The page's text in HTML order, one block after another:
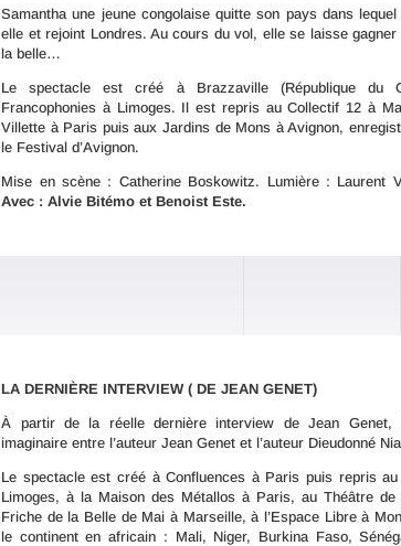
Samantha une jeune congolaise quitte son pays dans
elle et rejoint Londres. Au cours du vol, elle se laisse
la belle…
Le spectacle est créé à Brazzaville (République du
Francophonies à Limoges. Il est repris au Collectif 12 à
Villette à Paris puis aux Jardins de Mons à Avignon,
le Festival d’Avignon.
Mise en scène : Catherine Boskowitz. Lumière : Laurent
Avec : Alvie Bitémo et Benoist Este.
LA DERNIÈRE INTERVIEW ( DE JEAN GENET)
À partir de la réelle dernière interview de Jean Genet,
imaginaire entre l’auteur Jean Genet et l’auteur Dieudonné
Le spectacle est créé à Confluences à Paris puis repris
Limoges, à la Maison des Métallos à Paris, au Théâtre
Friche de la Belle de Mai à Marseille, à l’Espace Libre à
le continent en africain : Mali, Niger, Burkina Faso,